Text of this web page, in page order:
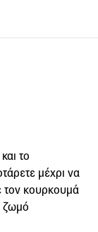
το
μέχρι να
τον κουρκουμά
ζωμό